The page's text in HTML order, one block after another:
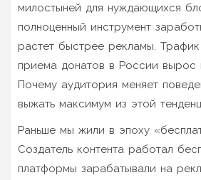
милостыней для нуждающихся
полноценный инструмент
растет быстрее рекламы.
приема донатов в России вырос
Почему аудитория меняет
выжать максимум из этой
Раньше мы жили в эпоху
Создатель контента работал
платформы зарабатывали на